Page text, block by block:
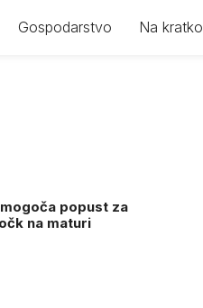
Gospodarstvo Na kratko
popust za
na maturi